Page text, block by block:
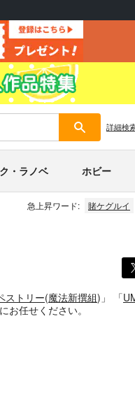
詳細検
・ラノベ ホビー
急上昇ワード: 賭ケグルイ
ストリー(魔法新撰組)」 「
お任せください。